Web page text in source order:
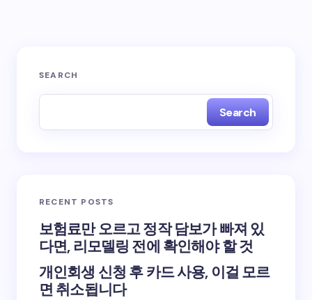
SEARCH
Search
RECENT POSTS
보험료만 오르고 정작 담보가 빠져 있
다면, 리모델링 전에 확인해야 할 것
개인회생 신청 후 카드 사용, 이걸 모르
면 취소됩니다